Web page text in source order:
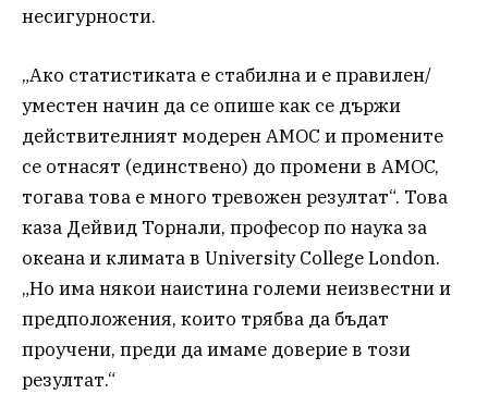
несигурности.
„Ако статистиката е стабилна и е правилен/
уместен начин да се опише как се държи
действителният модерен AMOC и промените
се отнасят (единствено) до промени в AMOC,
тогава това е много тревожен резултат“. Това
каза Дейвид Торнали, професор по наука за
океана и климата в University College London.
„Но има някои наистина големи неизвестни и
предположения, които трябва да бъдат
проучени, преди да имаме доверие в този
резултат.“